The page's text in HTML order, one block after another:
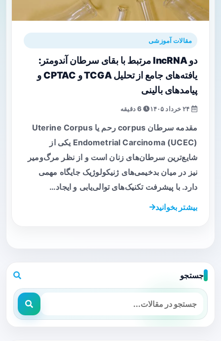
مقالات آموزشی
دو lncRNA مرتبط با بقای سرطان آندومتر:
یافته‌های جامع از تحلیل TCGA و CPTAC و
پیامدهای بالینی
6 دقیقه
مقدمه سرطان corpus رحم یا Uterine Corpus
Endometrial Carcinoma (UCEC) یکی از
شایع‌ترین سرطان‌های زنان است و از نظر مرگ‌ومیر
نیز در میان بدخیمی‌های ژنیکولوژیک جایگاه مهمی
دارد. با پیشرفت تکنیک‌های توالی‌یابی و ایجاد…
بیشتر بخوانید
جستجو